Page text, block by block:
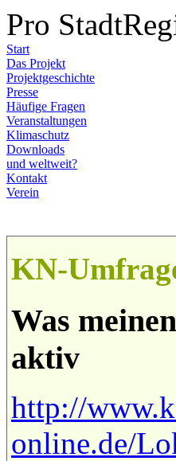
Pro
Start
Das Projekt
Projektgeschichte
Presse
Häufige Fragen
Veranstaltungen
Klimaschutz
Downloads
und weltweit?
Kontakt
Verein
KN-
Was
aktiv
http://
online.de/